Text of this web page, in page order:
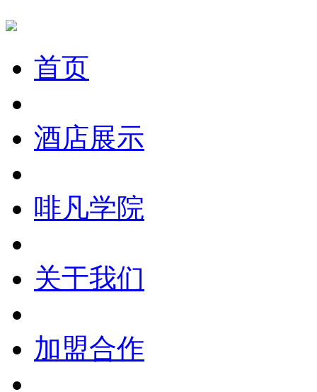
首页
酒店展示
啡凡学院
关于我们
加盟合作